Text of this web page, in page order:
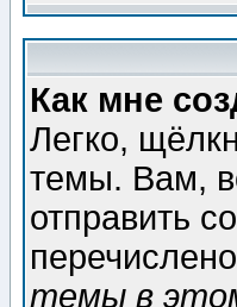
Как мне
Легко,
темы. Вам,
отправить
темы в